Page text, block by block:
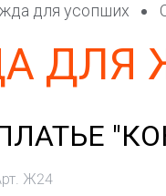
для усопших
ДЛЯ
Ж24